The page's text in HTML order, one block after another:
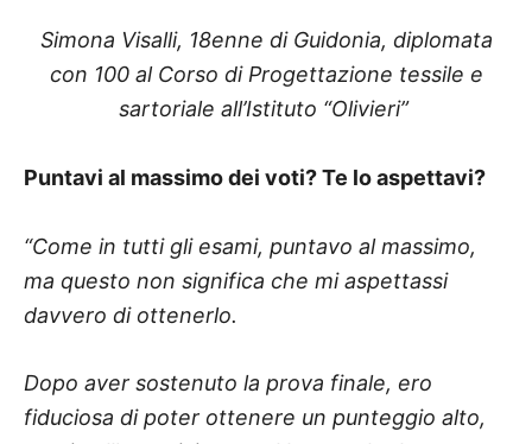
Simona Visalli, 18enne di Guidonia, diplomata
con 100 al Corso di Progettazione tessile e
sartoriale all’Istituto “Olivieri”
Puntavi al massimo dei voti? Te lo aspettavi?
“Come in tutti gli esami, puntavo al massimo,
ma questo non significa che mi aspettassi
davvero di ottenerlo.
Dopo aver sostenuto la prova finale, ero
fiduciosa di poter ottenere un punteggio alto,